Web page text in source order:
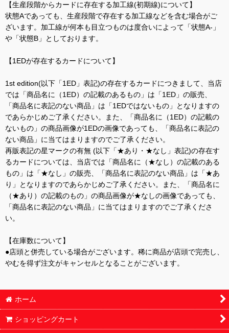
【生産段階からカードに存在する加工線(初期線)について】
状態Aであっても、生産段階で存在する加工線などを含む場合がご
ざいます。加工線が何本も目立つものは度合いによって「状態A-」
や「状態B」としております。
【1EDが存在するカードについて】
1st edition(以下「1ED」表記)の存在するカードにつきまして、当店
では「商品名に（1ED）の記載のあるもの」は「1ED」の販売、
「商品名に表記のない商品」は「1EDではないもの」となりますの
であらかじめご了承ください。また、「商品名に（1ED）の記載の
ないもの」の商品画像が1EDの画像であっても、「商品名に表記の
ない商品」に当てはまりますのでご了承ください。
再販表記の星マークの有無 (以下「★あり・★なし」表記)の存在す
るカードについては、当店では「商品名に（★なし）の記載のある
もの」は「★なし」の販売、「商品名に表記のない商品」は「★あ
り」となりますのであらかじめご了承ください。また、「商品名に
（★あり）の記載のもの」の商品画像が★なしの画像であっても、
「商品名に表記のない商品」に当てはまりますのでご了承くださ
い。
【在庫数について】
●店頭と併売している場合がございます。稀に商品が店頭で完売し、
やむを得ず注文がキャンセルとなることがございます。
ホーム
ショッピングカート